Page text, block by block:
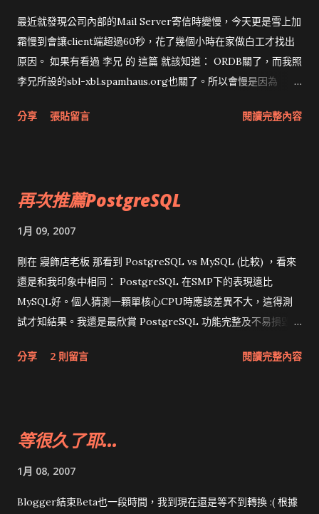
最近就發現公司內部的Mail Server寄信時變慢，今天更是雪上加
霜慢到會讓client端超過60秒，花了幾個小時在家做白工才找出
原因。 如果有看過 李兄 的 這篇 就該知道： ORDB關了，而我照
李兄所設的sbl-xbl.spamhaus.org也關了。所以會慢是因為
爛原因不但編好幾次postfix，還去檢查spamd.c後看到程式碼才
RBL的方式，全部依賴 SpamAssassin ，但這樣一來，每天大概
圖片垃圾郵件直線攀升
分享 張貼留言 閱讀完整內容
再次推薦PostgreSQL
1月 09, 2007
剛在 寢飾店老板 那看到 PostgreSQL vs MySQL (比較) ，看來
還是和我印象中相同： PostgreSQL 在SMP下的表現遠比
MySQL好。個人猜測一顆單核心CPU時應該差異不大，這得測
試才知結果。我還是最欣賞 PostgreSQL 功能完整及不易損毀的
分享 2 則留言 閱讀完整內容
等很久了耶...
1月 08, 2007
Blogger結束Beta也一段時間，我到現在還是等不到轉換 :( 根據